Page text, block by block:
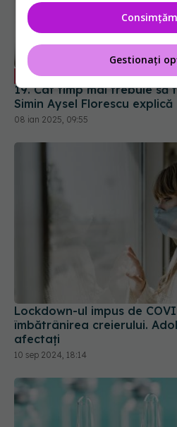
EXCLUSIV Ce să faci după un test pozitiv COVID-
19. Cât timp mai trebuie să
Simin Aysel Florescu explică
08 ian 2025, 09:55
Lockdown-ul impus de
îmbătrânirea creierului.
10 sep 2024, 18:14
Gestionați